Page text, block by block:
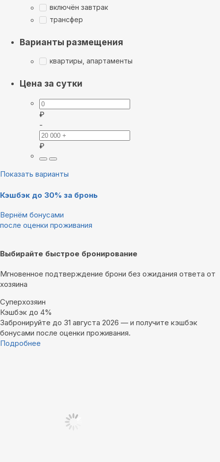
включён завтрак
трансфер
Варианты размещения
квартиры, апартаменты
Цена за сутки
₽
-
₽
Показать варианты
Кэшбэк до 30% за бронь
Вернём бонусами
после оценки проживания
Выбирайте быстрое бронирование
Мгновенное подтверждение брони без ожидания ответа от
хозяина
Суперхозяин
Кэшбэк до 4%
Забронируйте до 31 августа 2026 — и получите кэшбэк
бонусами после оценки проживания.
Подробнее